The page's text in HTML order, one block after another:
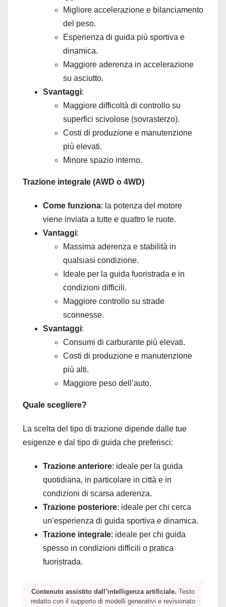
Migliore accelerazione e bilanciamento
del peso.
Esperienza di guida più sportiva e
dinamica.
Maggiore aderenza in accelerazione
su asciutto.
Svantaggi:
Maggiore difficoltà di controllo su
superfici scivolose (sovrasterzo).
Costi di produzione e manutenzione
più elevati.
Minore spazio interno.
Trazione integrale (AWD o 4WD)
Come funziona: la potenza del motore
viene inviata a tutte e quattro le ruote.
Vantaggi:
Massima aderenza e stabilità in
qualsiasi condizione.
Ideale per la guida fuoristrada e in
condizioni difficili.
Maggiore controllo su strade
sconnesse.
Svantaggi:
Consumi di carburante più elevati.
Costi di produzione e manutenzione
più alti.
Maggiore peso dell’auto.
Quale scegliere?
La scelta del tipo di trazione dipende dalle tue
esigenze e dal tipo di guida che preferisci:
Trazione anteriore: ideale per la guida
quotidiana, in particolare in città e in
condizioni di scarsa aderenza.
Trazione posteriore: ideale per chi cerca
un’esperienza di guida sportiva e dinamica.
Trazione integrale: ideale per chi guida
spesso in condizioni difficili o pratica
fuoristrada.
Contenuto assistito dall’intelligenza artificiale. Testo
redatto con il supporto di modelli generativi e revisionato